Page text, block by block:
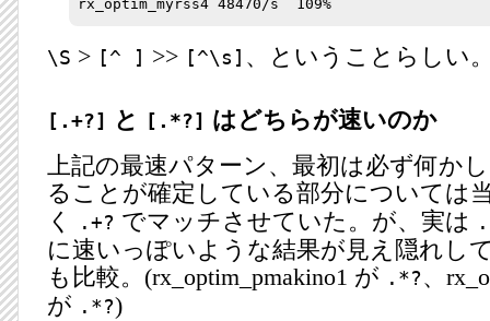
\S > [^ ] >> [^\s] 、ということらしい
[.+?] と [.*?]
はどちらが速いのか
上記の最速パターン、最初は必ず何か
ることが確定している部分については
く
.+? でマッチさせていた。が、実は
に速いっぽいような結果が見え隠れし
も比較。(rx_optim_pmakino1 が .*?、
が .*?)